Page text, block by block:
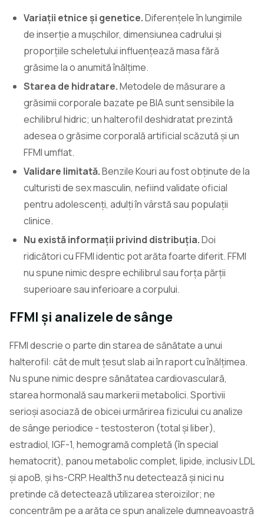
Variații etnice și genetice.Diferențele în lungimile
de inserție a mușchilor, dimensiunea cadrului și
proporțiile scheletului influențează masa fără
grăsime la o anumită înălțime.
Starea de hidratare.Metodele de măsurare a
grăsimii corporale bazate pe BIA sunt sensibile la
echilibrul hidric; un halterofil deshidratat prezintă
adesea o grăsime corporală artificial scăzută și un
FFMI umflat.
Validare limitată.Benzile Kouri au fost obținute de la
culturisti de sex masculin, nefiind validate oficial
pentru adolescenți, adulți în vârstă sau populații
clinice.
Nu există informații privind distribuția.Doi
ridicători cu FFMI identic pot arăta foarte diferit. FFMI
nu spune nimic despre echilibrul sau forța părții
superioare sau inferioare a corpului.
FFMI și analizele de sânge
FFMI descrie o parte din starea de sănătate a unui
halterofil: cât de mult țesut slab ai în raport cu înălțimea.
Nu spune nimic despre sănătatea cardiovasculară,
starea hormonală sau markerii metabolici. Sportivii
serioși asociază de obicei urmărirea fizicului cu analize
de sânge periodice - testosteron (total și liber),
estradiol, IGF-1, hemogramă completă (în special
hematocrit), panou metabolic complet, lipide, inclusiv LDL
și apoB, și hs-CRP. Health3 nu detectează și nici nu
pretinde că detectează utilizarea steroizilor; ne
concentrăm pe a arăta ce spun analizele dumneavoastră